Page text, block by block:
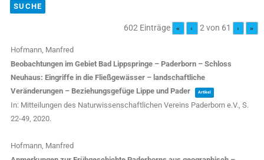
602 Einträge « ‹ 2 von 61 › »
Hofmann, Manfred
Beobachtungen im Gebiet Bad Lippspringe – Paderborn – Schloss
Neuhaus: Eingriffe in die Fließgewässer – landschaftliche
Veränderungen – Beziehungsgefüge Lippe und Pader
Artikel
In: Mitteilungen des Naturwissenschaftlichen Vereins Paderborn e.V., S.
22-49, 2020.
Hofmann, Manfred